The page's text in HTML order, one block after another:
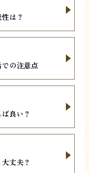
は？
の注意点
良い？
丈夫？